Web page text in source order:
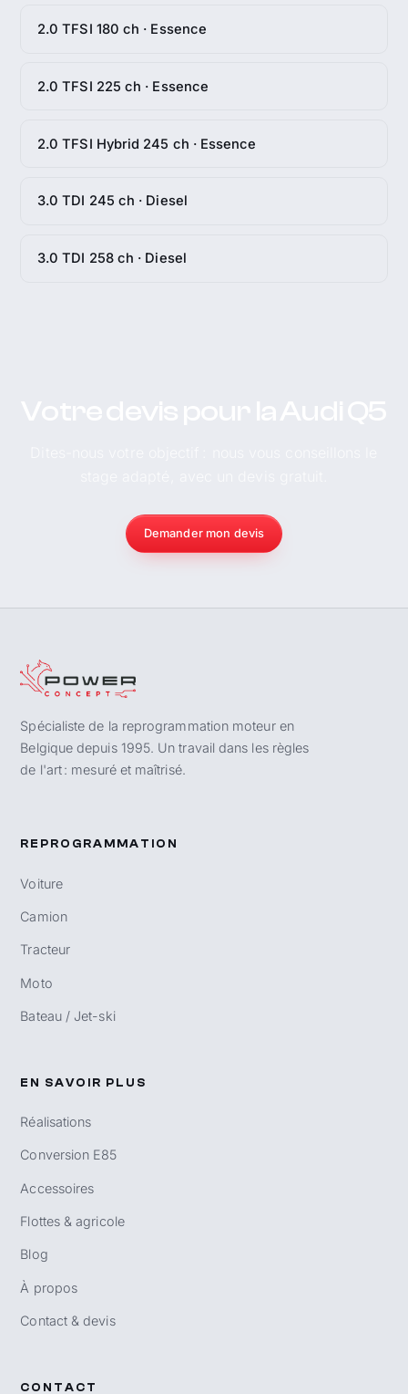
2.0 TFSI 180 ch · Essence
2.0 TFSI 225 ch · Essence
2.0 TFSI Hybrid 245 ch · Essence
3.0 TDI 245 ch · Diesel
3.0 TDI 258 ch · Diesel
Demander mon devis
Spécialiste de la reprogrammation moteur en
Belgique depuis 1995. Un travail dans les règles
de l'art : mesuré et maîtrisé.
REPROGRAMMATION
Voiture
Camion
Tracteur
Moto
Bateau / Jet-ski
EN SAVOIR PLUS
Réalisations
Conversion E85
Accessoires
Flottes & agricole
Blog
À propos
Contact & devis
CONTACT